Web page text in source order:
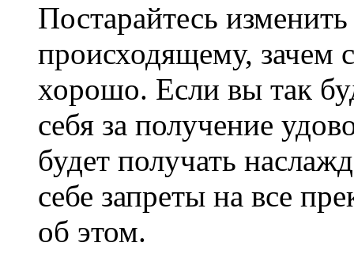
Постарайтесь
происходящему, зачем
хорошо. Если вы так
себя за получение
будет получать
себе запреты на все
об этом.